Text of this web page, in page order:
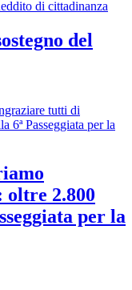
del
2.800
per la